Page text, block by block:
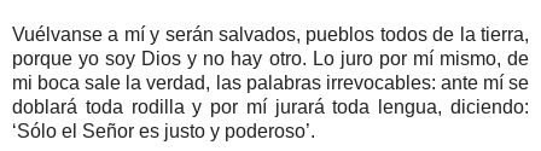
Vuélvanse a mí y serán salvados, pueblos todos de la tierra,
porque yo soy Dios y no hay otro. Lo juro por mí mismo, de
mi boca sale la verdad, las palabras irrevocables: ante mí se
doblará toda rodilla y por mí jurará toda lengua, diciendo:
‘Sólo el Señor es justo y poderoso’.